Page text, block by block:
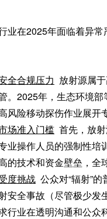
业在2025年面临着异常
全合规压力 放射源属
。2025年，生态环境
风险移动探伤作业展
场准入门槛 首先，放
业操作人员的强制性
的技术和资金壁垒，全
度挑战 公众对“辐射”
安全事故（尽管极少
行业在透明沟通和公众